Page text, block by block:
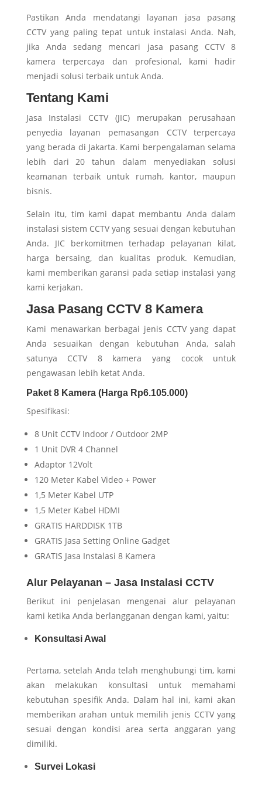
Pastikan Anda mendatangi layanan jasa pasang
CCTV yang paling tepat untuk instalasi Anda. Nah,
jika Anda sedang mencari jasa pasang CCTV 8
kamera terpercaya dan profesional, kami hadir
menjadi solusi terbaik untuk Anda.
Tentang Kami
Jasa Instalasi CCTV (JIC) merupakan perusahaan
penyedia layanan pemasangan CCTV terpercaya
yang berada di Jakarta. Kami berpengalaman selama
lebih dari 20 tahun dalam menyediakan solusi
keamanan terbaik untuk rumah, kantor, maupun
bisnis.
Selain itu, tim kami dapat membantu Anda dalam
instalasi sistem CCTV yang sesuai dengan kebutuhan
Anda. JIC berkomitmen terhadap pelayanan kilat,
harga bersaing, dan kualitas produk. Kemudian,
kami memberikan garansi pada setiap instalasi yang
kami kerjakan.
Jasa Pasang CCTV 8 Kamera
Kami menawarkan berbagai jenis CCTV yang dapat
Anda sesuaikan dengan kebutuhan Anda, salah
satunya CCTV 8 kamera yang cocok untuk
pengawasan lebih ketat Anda.
Paket 8 Kamera (Harga Rp6.105.000)
Spesifikasi:
8 Unit CCTV Indoor / Outdoor 2MP
1 Unit DVR 4 Channel
Adaptor 12Volt
120 Meter Kabel Video + Power
1,5 Meter Kabel UTP
1,5 Meter Kabel HDMI
GRATIS HARDDISK 1TB
GRATIS Jasa Setting Online Gadget
GRATIS Jasa Instalasi 8 Kamera
Alur Pelayanan – Jasa Instalasi CCTV
Berikut ini penjelasan mengenai alur pelayanan
kami ketika Anda berlangganan dengan kami, yaitu:
Konsultasi Awal
Pertama, setelah Anda telah menghubungi tim, kami
akan melakukan konsultasi untuk memahami
kebutuhan spesifik Anda. Dalam hal ini, kami akan
memberikan arahan untuk memilih jenis CCTV yang
sesuai dengan kondisi area serta anggaran yang
dimiliki.
Survei Lokasi